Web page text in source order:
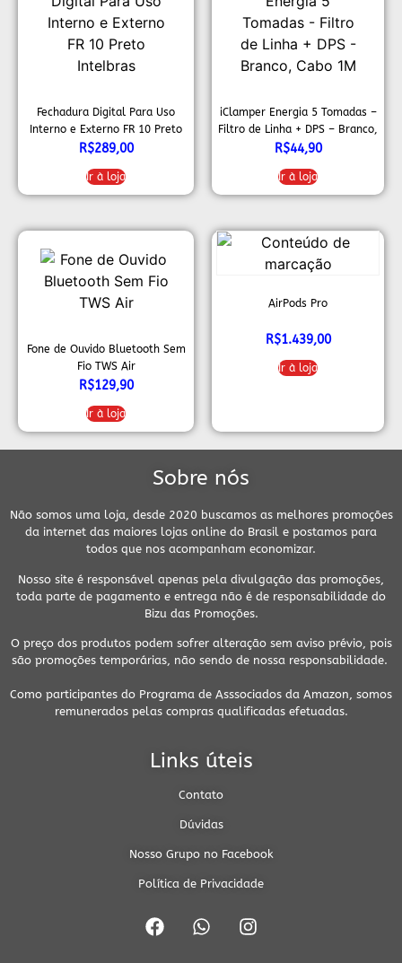
Fechadura Digital Para Uso
Interno e Externo FR 10 Preto
Intelbras
R$289,00
Ir à loja
iClamper Energia 5 Tomadas –
Filtro de Linha + DPS – Branco,
Cabo 1M
R$44,90
Ir à loja
Fone de Ouvido Bluetooth Sem
Fio TWS Air
R$129,90
Ir à loja
AirPods Pro
R$1.439,00
Ir à loja
Sobre nós
Não somos uma loja, desde 2020 buscamos as melhores promoções
da internet das maiores lojas online do Brasil e postamos para
todos que nos acompanham economizar.
Nosso site é responsável apenas pela divulgação das promoções,
toda parte de pagamento e entrega não é de responsabilidade do
Bizu das Promoções.
O preço dos produtos podem sofrer alteração sem aviso prévio, pois
são promoções temporárias, não sendo de nossa responsabilidade.
Como participantes do Programa de Asssociados da Amazon, somos
remunerados pelas compras qualificadas efetuadas.
Links úteis
Contato
Dúvidas
Nosso Grupo no Facebook
Política de Privacidade